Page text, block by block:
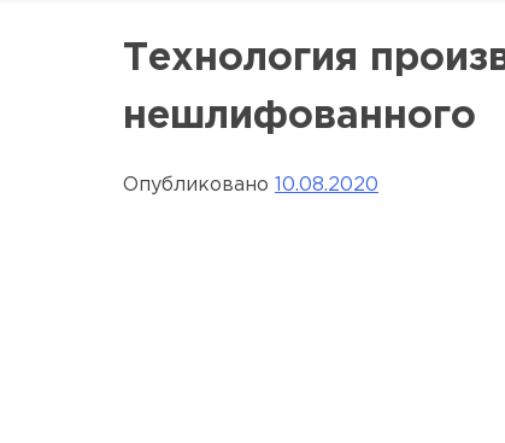
Технология
нешлифованного
Опубликовано 10.08.2020